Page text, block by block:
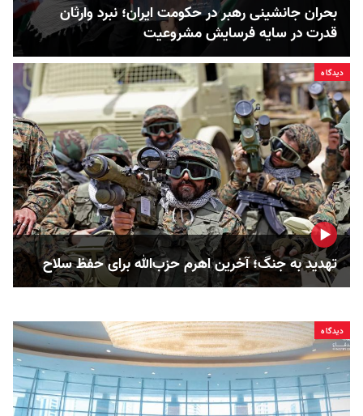
بحران جانشینی رهبر در حکومت ایران؛ نبرد وارثان
قدرت در سایه فرسایش مشروعیت
دیدگاه
تهدید به جنگ؛ آخرین اهرم حزب‌الله برای حفظ سلاح
دیدگاه